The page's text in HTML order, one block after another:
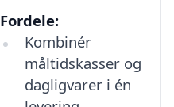
Fordele:
Kombinér
måltidskasser og
dagligvarer i én